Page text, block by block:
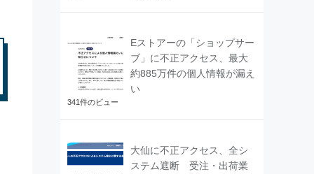
Eストアーの「ショップサー
ブ」に不正アクセス、最大
約885万件の個人情報が漏え
い
341件のビュー
大仙に不正アクセス、全シ
ステム遮断 受注・出荷業